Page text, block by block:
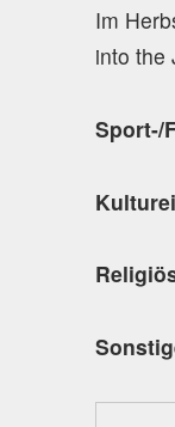
Im
into the
Sport-/